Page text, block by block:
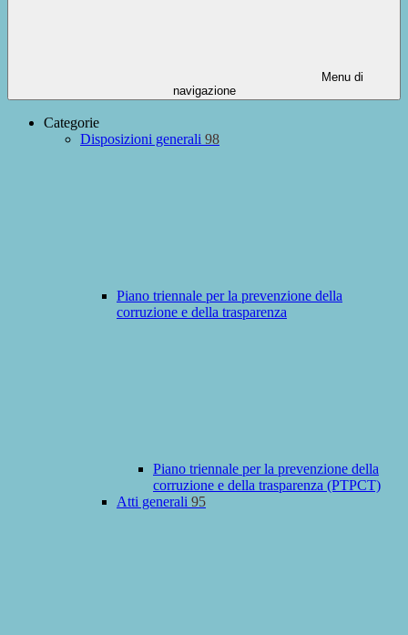
Menu di
navigazione
Categorie
Disposizioni generali 98
Piano triennale per la prevenzione della
corruzione e della trasparenza
Piano triennale per la prevenzione della
corruzione e della trasparenza (PTPCT)
Atti generali 95